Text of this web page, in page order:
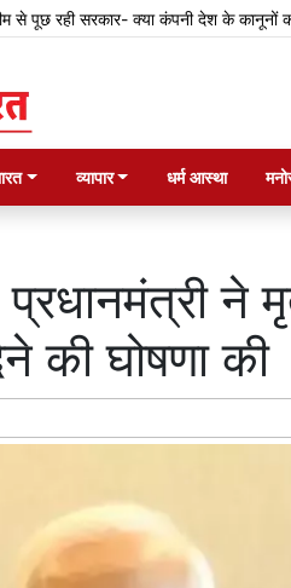
सरकार- क्या कंपनी देश के कानूनों का पालन
व्यापार धर्म आस्था
ने
की घोषणा की